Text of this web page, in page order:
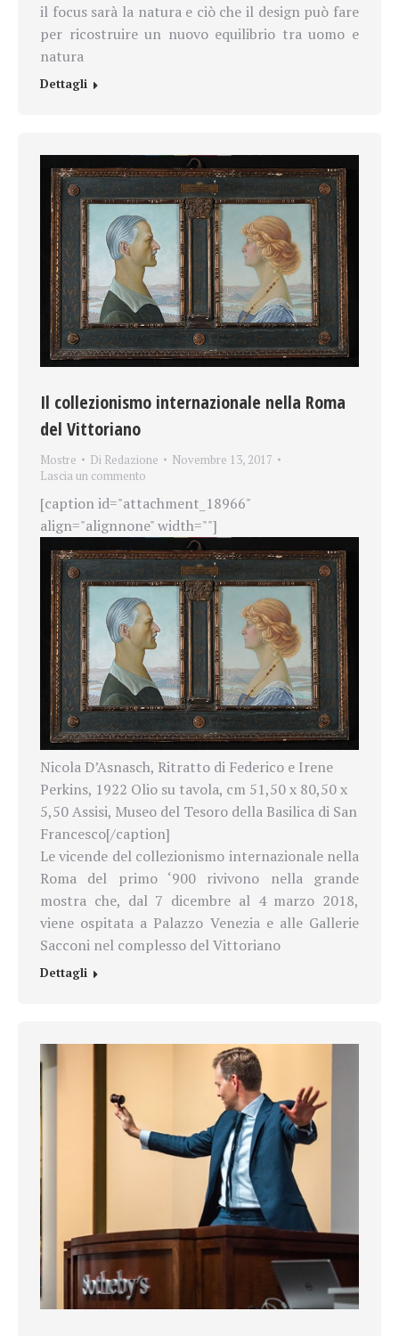
il focus sarà la natura e ciò che il design può fare
per ricostruire un nuovo equilibrio tra uomo e
natura
Dettagli
Il collezionismo internazionale nella Roma
del Vittoriano
Mostre Di Redazione
Novembre 13, 2017
Lascia un commento
[caption id="attachment_18966"
align="alignnone" width=""]
Nicola D’Asnasch, Ritratto di Federico e Irene
Perkins, 1922 Olio su tavola, cm 51,50 x 80,50 x
5,50 Assisi, Museo del Tesoro della Basilica di San
Francesco[/caption]
Le vicende del collezionismo internazionale nella
Roma del primo ‘900 rivivono nella grande
mostra che, dal 7 dicembre al 4 marzo 2018,
viene ospitata a Palazzo Venezia e alle Gallerie
Sacconi nel complesso del Vittoriano
Dettagli